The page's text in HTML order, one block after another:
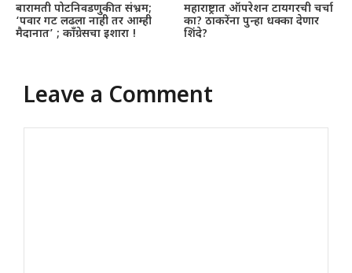
बारामती पोटनिवडणुकीत संभ्रम;
‘पवार गट लढला नाही तर आम्ही
मैदानात’ ; काँग्रेसचा इशारा !
महाराष्ट्रात ऑपरेशन टायगरची चर्चा
का? ठाकरेंना पुन्हा धक्का देणार
शिंदे?
Leave a Comment